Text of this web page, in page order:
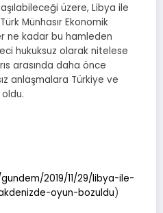
üzere, Libya ile
Münhasır Ekonomik
ne kadar bu hamleden
hukuksuz olarak nitelese
arasında daha önce
anlaşmalara Türkiye ve
2019/11/29/libya-ile-
oyun-bozuldu)